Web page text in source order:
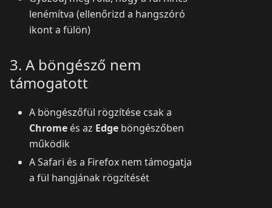
lenémítva (ellenőrizd a hangszóró
ikont a fülön)
3. A böngésző nem
támogatott
A böngészőfül rögzítése csak a
Chrome és az Edge böngészőben
működik
A Safari és a Firefox nem támogatja
a fül hangjának rögzítését